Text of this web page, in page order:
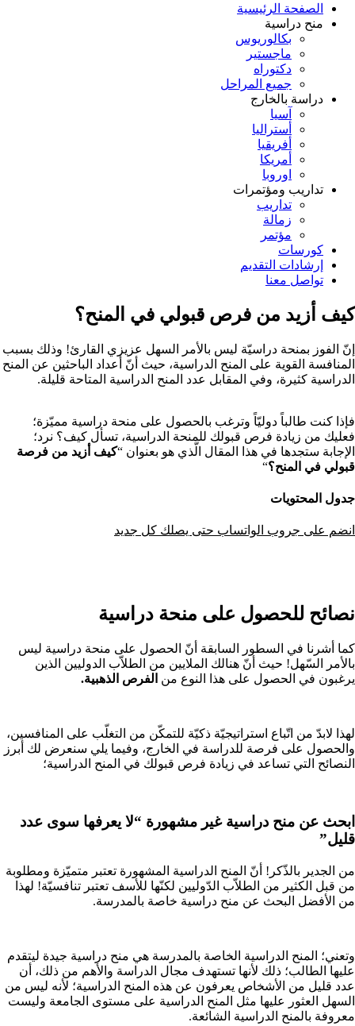
الصفحة الرئيسية
منح دراسية
بكالوريوس
ماجستير
دكتوراه
جميع المراحل
دراسة بالخارج
آسيا
أستراليا
أفريقيا
أمريكا
اوروبا
تداريب ومؤتمرات
تداريب
زمالة
مؤتمر
كورسات
إرشادات التقديم
تواصل معنا
كيف أزيد من فرص قبولي في المنح؟
إنّ الفوز بمنحة دراسيّة ليس بالأمر السهل عزيزي القارئ! وذلك بسبب
المنافسة القوية على المنح الدراسية، حيث أنّ أعداد الباحثين عن المنح
الدراسية كثيرة، وفي المقابل عدد المنح الدراسية المتاحة قليلة.
فإذا كنت طالباً دوليّاً وترغب بالحصول على منحة دراسية مميّزة؛
فعليك من زيادة فرص قبولك للمنحة الدراسية، تسأل كيف؟ نرد؛
الإجابة ستجدها في هذا المقال الّذي هو بعنوان “كيف أزيد من فرصة
قبولي في المنح؟“
جدول المحتويات
انضم على جروب الواتساب حتى يصلك كل جديد
نصائح للحصول على منحة دراسية
كما أشرنا في السطور السابقة أنّ الحصول على منحة دراسية ليس
بالأمر السّهل! حيث أنّ هنالك الملايين من الطلاّب الدوليين الذين
يرغبون في الحصول على هذا النوع من الفرص الذهبية.
لهذا لابدّ من اتّباع استراتيجيّة ذكيّة للتمكّن من التغلّب على المنافسين،
والحصول على فرصة للدراسة في الخارج، وفيما يلي سنعرض لك أبرز
النصائح التي تساعد في زيادة فرص قبولك في المنح الدراسية؛
ابحث عن منح دراسية غير مشهورة “لا يعرفها سوى عدد
قليل”
من الجدير بالذّكر! أنّ المنح الدراسية المشهورة تعتبر متميّزة ومطلوبة
من قبل الكثير من الطلاّب الدّوليين لكنّها للأسف تعتبر تنافسيّة! لهذا
من الأفضل البحث عن منح دراسية خاصة بالمدرسة.
وتعني؛ المنح الدراسية الخاصة بالمدرسة هي منح دراسية جيدة ليتقدم
عليها الطالب؛ ذلك لأنها تستهدف مجال الدراسة والأهم من ذلك، أن
عدد قليل من الأشخاص يعرفون عن هذه المنح الدراسية؛ لأنه ليس من
السهل العثور عليها مثل المنح الدراسية على مستوى الجامعة وليست
معروفة بالمنح الدراسية الشائعة.